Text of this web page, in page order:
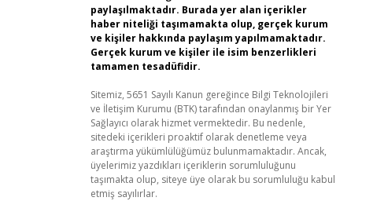
paylaşılmaktadır. Burada yer alan içerikler
haber niteliği taşımamakta olup, gerçek kurum
ve kişiler hakkında paylaşım yapılmamaktadır.
Gerçek kurum ve kişiler ile isim benzerlikleri
tamamen tesadüfidir.
Sitemiz, 5651 Sayılı Kanun gereğince Bilgi Teknolojileri
ve İletişim Kurumu (BTK) tarafından onaylanmış bir Yer
Sağlayıcı olarak hizmet vermektedir. Bu nedenle,
sitedeki içerikleri proaktif olarak denetleme veya
araştırma yükümlülüğümüz bulunmamaktadır. Ancak,
üyelerimiz yazdıkları içeriklerin sorumluluğunu
taşımakta olup, siteye üye olarak bu sorumluluğu kabul
etmiş sayılırlar.